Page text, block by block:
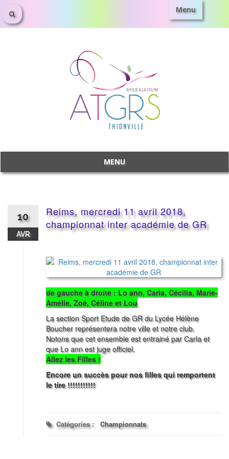
Menu
Aller
MENU
Aller
10
AVR
Reims, mercredi 11 avril 2018,
championnat inter académie de GR
de gauche à droite : Lo ann, Carla, Cécilia, Marie-
Amélie, Zoé, Céline et Lou
La section Sport Etude de GR du Lycée Hélène
Boucher représentera notre ville et notre club.
Notons que cet ensemble est entrainé par Carla et
que Lo ann est juge officiel.
Allez les Filles !
Encore un succès pour nos filles qui remportent
le tire !!!!!!!!!!!
Catégories : Championnats